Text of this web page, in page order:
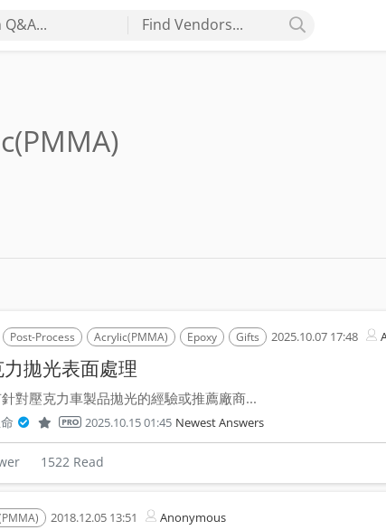
Q&A... Find Vendors...
Post-Process Acrylic(PMMA) Epoxy Gifts 2025.10.07 17:48
拋光表面處理
對壓克力車製品拋光的經驗或推薦廠商...
2025.10.15 01:45 Newest Answers
1522 Read
2018.12.05 13:51 Anonymous